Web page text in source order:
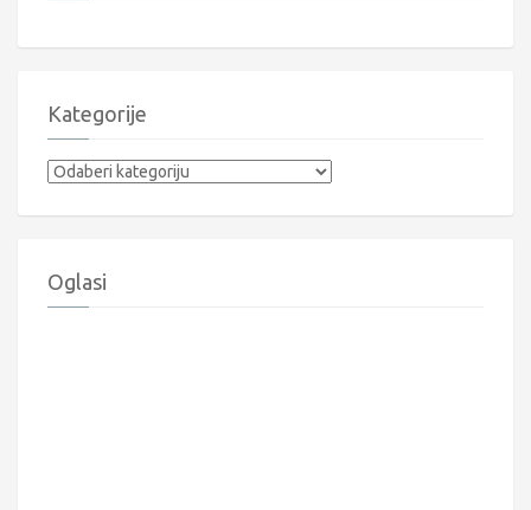
Kategorije
Kategorije
Oglasi